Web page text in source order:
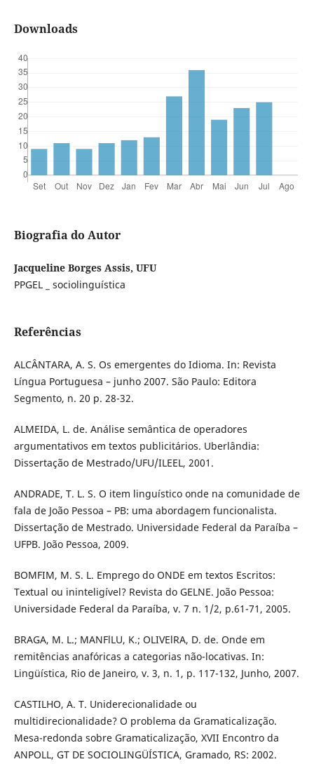
Downloads
Biografia do Autor
Jacqueline Borges Assis, UFU
PPGEL _ sociolinguística
Referências
ALCÂNTARA, A. S. Os emergentes do Idioma. In: Revista
Língua Portuguesa – junho 2007. São Paulo: Editora
Segmento, n. 20 p. 28-32.
ALMEIDA, L. de. Análise semântica de operadores
argumentativos em textos publicitários. Uberlândia:
Dissertação de Mestrado/UFU/ILEEL, 2001.
ANDRADE, T. L. S. O item linguístico onde na comunidade de
fala de João Pessoa – PB: uma abordagem funcionalista.
Dissertação de Mestrado. Universidade Federal da Paraíba –
UFPB. João Pessoa, 2009.
BOMFIM, M. S. L. Emprego do ONDE em textos Escritos:
Textual ou ininteligível? Revista do GELNE. João Pessoa:
Universidade Federal da Paraíba, v. 7 n. 1/2, p.61-71, 2005.
BRAGA, M. L.; MANFlLU, K.; OLIVElRA, D. de. Onde em
remitências anafóricas a categorias não-locativas. In:
Lingüística, Rio de Janeiro, v. 3, n. 1, p. 117-132, Junho, 2007.
CASTILHO, A. T. Uniderecionalidade ou
multidirecionalidade? O problema da Gramaticalização.
Mesa-redonda sobre Gramaticalização, XVII Encontro da
ANPOLL, GT DE SOCIOLINGÜÍSTICA, Gramado, RS: 2002.